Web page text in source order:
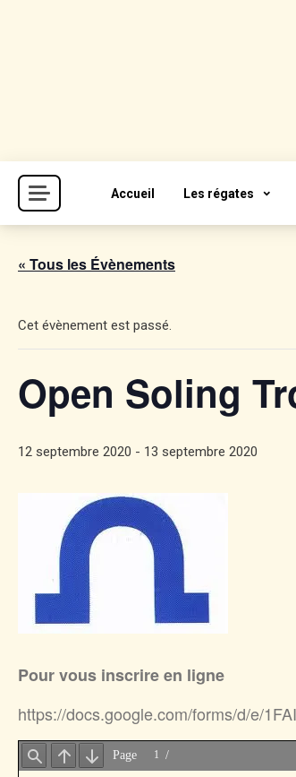
CVP
Cercle de la Voile de Paris
Accueil Les régates
« Tous les Évènements
Cet évènement est passé.
Open Soling
12 septembre 2020 - 13 septembre 2020
Pour vous inscrire en ligne
https://docs.google.com/forms/d/e/